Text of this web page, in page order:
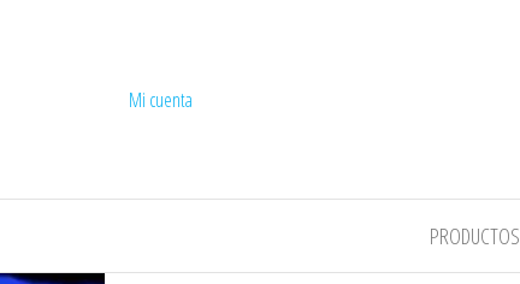
COMPEL
Mi cuenta
PRODUCTOS